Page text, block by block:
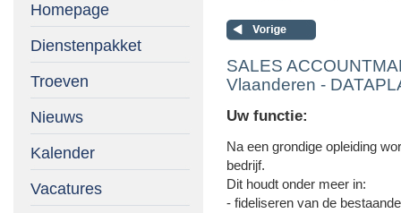
Homepage
Dienstenpakket
Troeven
Nieuws
Kalender
Vacatures
SALES
Vlaanderen -
Uw functie:
Na een grondige opleiding
bedrijf.
Dit houdt onder meer in:
- fideliseren van de